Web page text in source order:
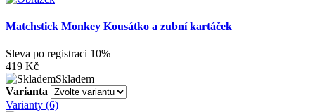
Matchstick Monkey Kousátko a zubní kartáček
Sleva po registraci 10%
419 Kč
Skladem
Varianta
Varianty (6)